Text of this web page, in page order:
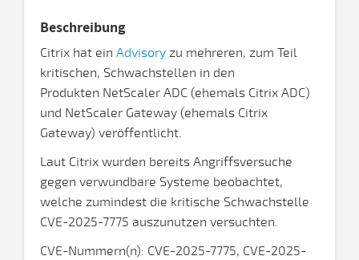
Beschreibung
Citrix hat ein Advisory zu mehreren, zum Teil
kritischen, Schwachstellen in den
Produkten NetScaler ADC (ehemals Citrix ADC)
und NetScaler Gateway (ehemals Citrix
Gateway) veröffentlicht.
Laut Citrix wurden bereits Angriffsversuche
gegen verwundbare Systeme beobachtet,
welche zumindest die kritische Schwachstelle
CVE-2025-7775 auszunutzen versuchten.
CVE-Nummern(n): CVE-2025-7775, CVE-2025-